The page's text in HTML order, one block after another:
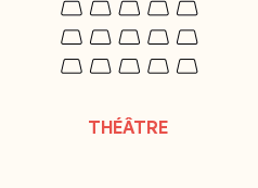
THÉÂTRE